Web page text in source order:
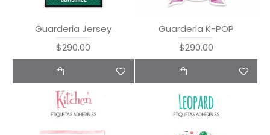
Guarderia Jersey
$290.00
Guarderia K-POP
$290.00